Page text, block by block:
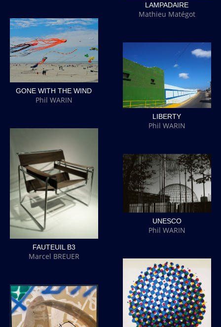
LAMPADAIRE
Mathieu Matégot
GONE WITH THE WIND
Phil WARIN
LIBERTY
Phil WARIN
FAUTEUIL B3
Marcel BREUER
UNESCO
Phil WARIN